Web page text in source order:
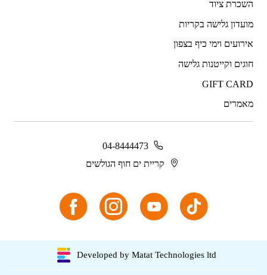
השכרת ציוד
מועדון גלישה בקריות
אירועים וימי כיף בצפון
חוגים וקייטנות גלישה
GIFT CARD
מאמרים
04-8444473
קריית ים חוף הגולשים
Developed by Matat Technologies ltd